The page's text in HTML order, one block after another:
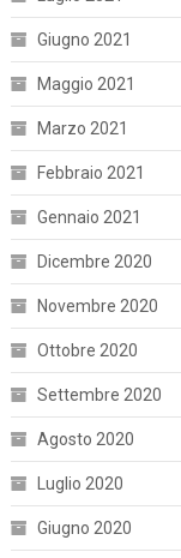
Giugno 2021
Maggio 2021
Marzo 2021
Febbraio 2021
Gennaio 2021
Dicembre 2020
Novembre 2020
Ottobre 2020
Settembre 2020
Agosto 2020
Luglio 2020
Giugno 2020